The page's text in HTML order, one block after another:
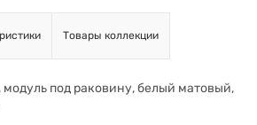
Товары коллекции
модуль под раковину, белый матовый,